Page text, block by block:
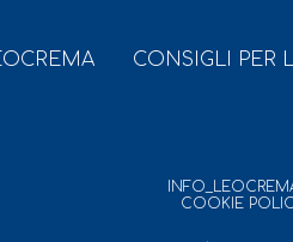
CONSIGLI PER
COOKIE